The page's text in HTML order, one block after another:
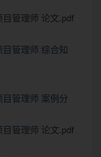
管理师 论文.pdf
管理师 综合知
管理师 案例分
管理师 论文.pdf